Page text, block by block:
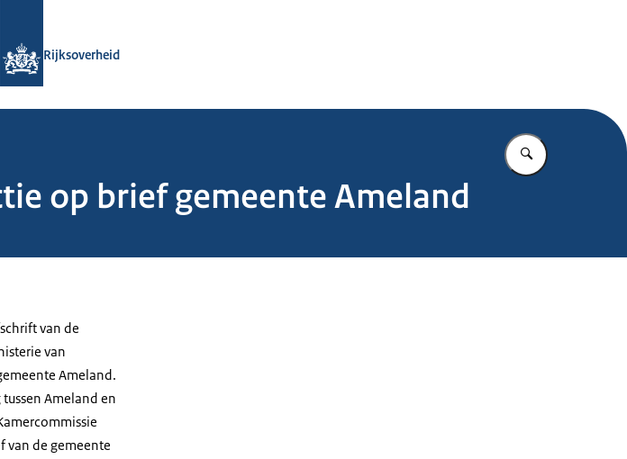
Rijksoverheid
Vul in wat u
op brief gemeente Ameland
van de
van
Ameland.
Ameland en
van de gemeente